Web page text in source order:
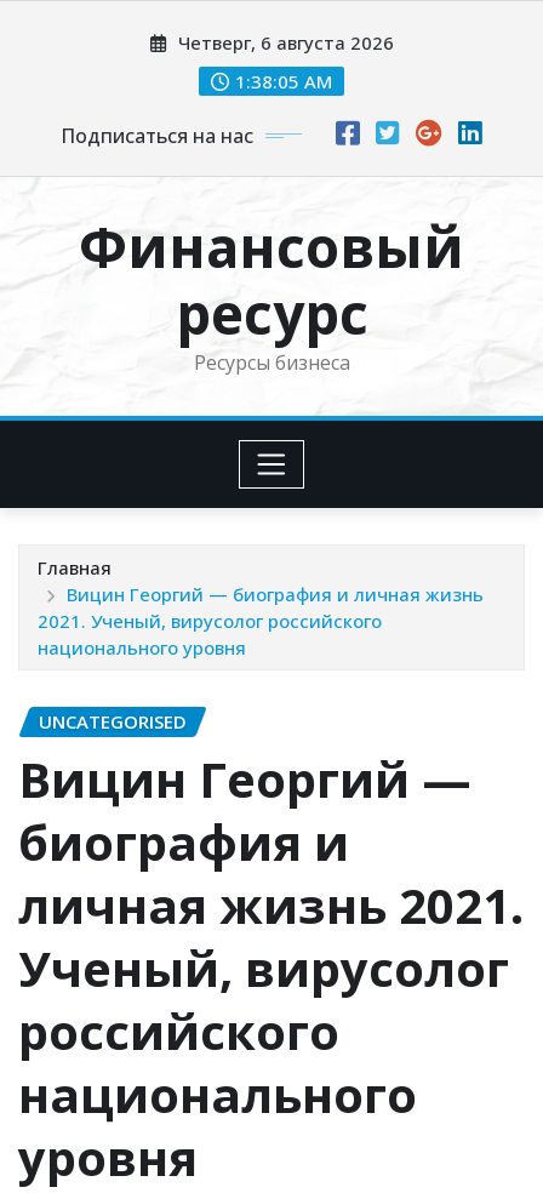
Четверг, 6 августа 2026
1:38:07 AM
Подписаться на нас
Финансовый
ресурс
Ресурсы бизнеса
Главная
Вицин Георгий — биография и личная жизнь
2021. Ученый, вирусолог российского
национального уровня
UNCATEGORISED
Вицин Георгий —
биография и
личная жизнь 2021.
Ученый, вирусолог
российского
национального
уровня